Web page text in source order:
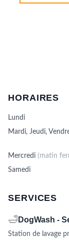
HORAIRES
Lundi
Mardi, Jeudi,
Mercredi (matin
Samedi
SERVICES
🛁 DogWash -
Station de lavage